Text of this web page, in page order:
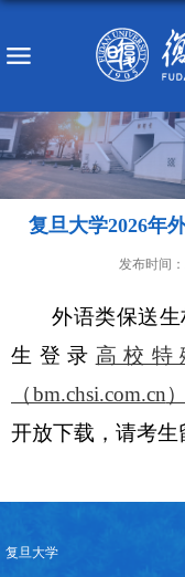
复旦大学2026年
发布时间
外语类保送
生登录 高校特
（bm.chsi.com.cn
开放下载，请考生
复旦大学